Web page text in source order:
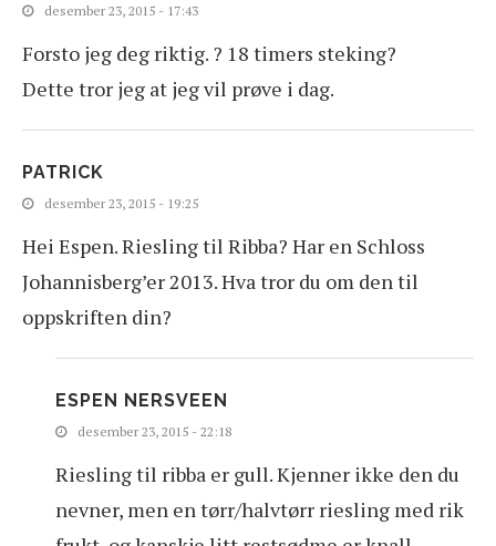
desember 23, 2015 - 17:43
Forsto jeg deg riktig. ? 18 timers steking?
Dette tror jeg at jeg vil prøve i dag.
PATRICK
desember 23, 2015 - 19:25
Hei Espen. Riesling til Ribba? Har en Schloss
Johannisberg’er 2013. Hva tror du om den til
oppskriften din?
ESPEN NERSVEEN
desember 23, 2015 - 22:18
Riesling til ribba er gull. Kjenner ikke den du
nevner, men en tørr/halvtørr riesling med rik